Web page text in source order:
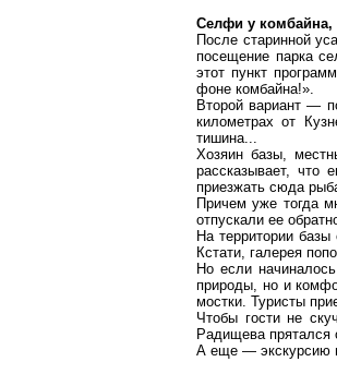
Селфи у комбайна,
После старинной
посещение парка
этот пункт
фоне комбайна!».
Второй вариант —
километрах от
тишина...
Хозяин базы,
рассказывает, что
приезжать сюда
Причем уже тогда
отпускали ее
На территории
Кстати, галерея
Но если
природы, но и
мостки. Туристы
Чтобы гости не
Радищева прятался
А еще — экскурсию